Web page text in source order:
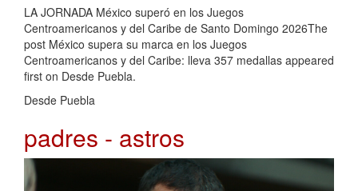
LA JORNADA México superó en los Juegos
Centroamericanos y del Caribe de Santo Domingo 2026The
post México supera su marca en los Juegos
Centroamericanos y del Caribe: lleva 357 medallas appeared
first on Desde Puebla.
Desde Puebla
padres - astros